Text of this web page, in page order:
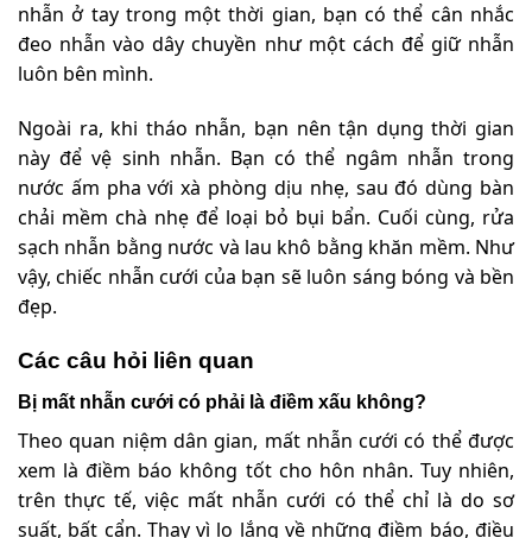
nhẫn ở tay trong một thời gian, bạn có thể cân nhắc
đeo nhẫn vào dây chuyền như một cách để giữ nhẫn
luôn bên mình.
Ngoài ra, khi tháo nhẫn, bạn nên tận dụng thời gian
này để vệ sinh nhẫn. Bạn có thể ngâm nhẫn trong
nước ấm pha với xà phòng dịu nhẹ, sau đó dùng bàn
chải mềm chà nhẹ để loại bỏ bụi bẩn. Cuối cùng, rửa
sạch nhẫn bằng nước và lau khô bằng khăn mềm. Như
vậy, chiếc nhẫn cưới của bạn sẽ luôn sáng bóng và bền
đẹp.
Các câu hỏi liên quan
Bị mất nhẫn cưới có phải là điềm xấu không?
Theo quan niệm dân gian, mất nhẫn cưới có thể được
xem là điềm báo không tốt cho hôn nhân. Tuy nhiên,
trên thực tế, việc mất nhẫn cưới có thể chỉ là do sơ
suất, bất cẩn. Thay vì lo lắng về những điềm báo, điều